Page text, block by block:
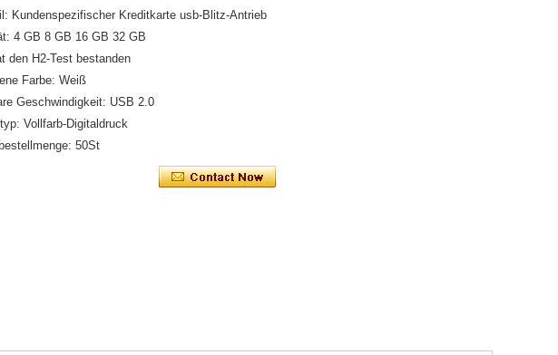
Kundenspezifischer Kreditkarte usb-Blitz-Antrieb
4 GB 8 GB 16 GB 32 GB
den H2-Test bestanden
Farbe: Weiß
Geschwindigkeit: USB 2.0
Vollfarb-Digitaldruck
50St